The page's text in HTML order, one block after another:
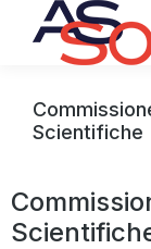
Scientifiche